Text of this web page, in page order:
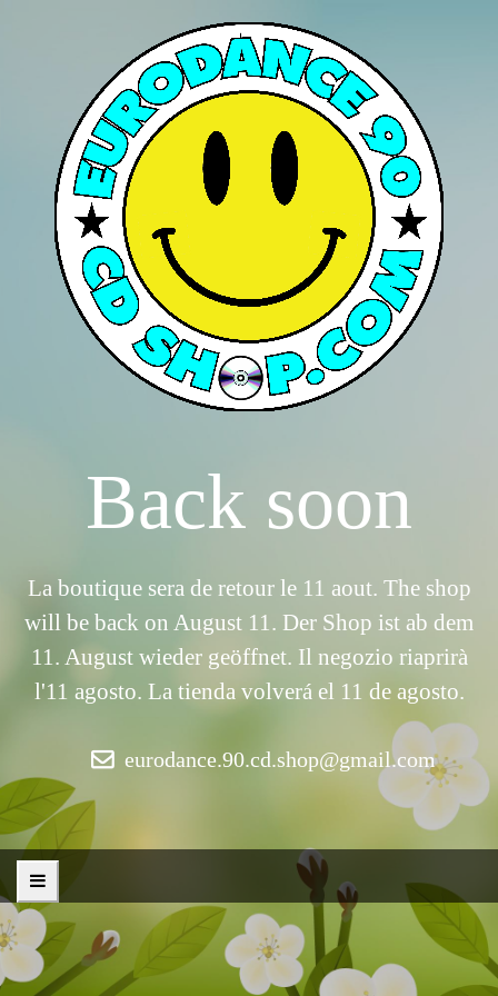
Back soon
La boutique sera de retour le 11 aout. The shop
will be back on August 11. Der Shop ist ab dem
11. August wieder geöffnet. Il negozio riaprirà
l'11 agosto. La tienda volverá el 11 de agosto.
eurodance.90.cd.shop@gmail.com